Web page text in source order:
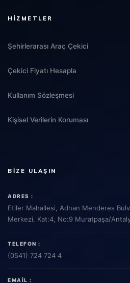
HIZMETLER
Şehirlerarası Araç Çekici
Çekici Fiyatı Hesapla
Kullanım Sözleşmesi
Kişisel Verilerin Koruması
BIZE ULAŞIN
ADRES :
Etiler Mahallesi, Adnan Menderes
Merkezi, Kat:4, No:9 Muratpaşa/
TELEFON :
(0541) 724 724 4
EMAIL :